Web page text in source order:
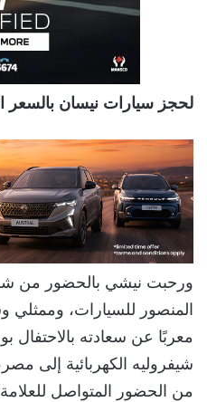
لحجز سيارات نيسان
ورحبت نيشي بالحضور من
المنصور للسيارات، وممثلي
معربًا عن سعادته بالاحتفال
شيفروليه الكهربائية إلى
من الحضور المتواصل